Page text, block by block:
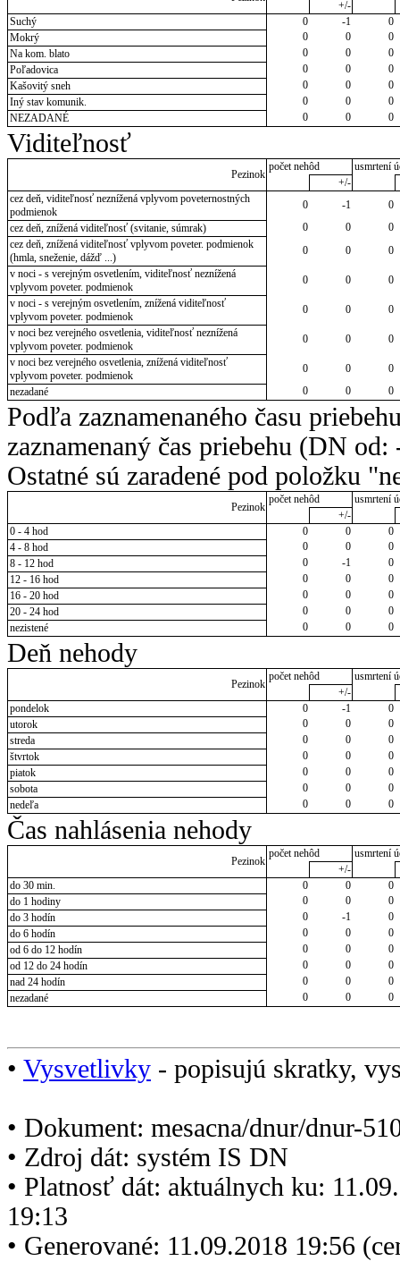
+/-
Suchý
0 -1
0
Mokrý
0 0
0
Na kom. blato
0 0
0
Poľadovica
0 0
0
Kašovitý sneh
0 0
0
Iný stav komunik.
0 0
0
NEZADANÉ
0 0 0
Viditeľnosť
Pezinok
počet nehôd
usmrtení
+/-
cez deň, viditeľnosť neznížená vplyvom poveternostných
podmienok
0 -1
0
cez deň, znížená viditeľnosť (svitanie, súmrak)
0 0
0
cez deň, znížená viditeľnosť vplyvom poveter. podmienok
(hmla, sneženie, dážď ...)
0 0
0
v noci - s verejným osvetlením, viditeľnosť neznížená
vplyvom poveter. podmienok
0 0
0
v noci - s verejným osvetlením, znížená viditeľnosť
vplyvom poveter. podmienok
0 0
0
v noci bez verejného osvetlenia, viditeľnosť neznížená
vplyvom poveter. podmienok
0 0
0
v noci bez verejného osvetlenia, znížená viditeľnosť
vplyvom poveter. podmienok
0 0
0
nezadané
0 0 0
Podľa zaznamenaného času
zaznamenaný čas priebehu (DN
Ostatné sú zaradené pod položku
Pezinok
počet nehôd
usmrtení
+/-
0 - 4 hod
0 0
0
4 - 8 hod
0 0
0
8 - 12 hod
0 -1
0
12 - 16 hod
0 0
0
16 - 20 hod
0 0
0
20 - 24 hod
0 0
0
nezistené
0 0 0
Deň nehody
Pezinok
počet nehôd
usmrtení
+/-
pondelok
0 -1
0
utorok
0 0
0
streda
0 0
0
štvrtok
0 0
0
piatok
0 0
0
sobota
0 0
0
nedeľa
0 0 0
Čas nahlásenia nehody
Pezinok
počet nehôd
usmrtení
+/-
do 30 min.
0 0
0
do 1 hodiny
0 0
0
do 3 hodín
0 -1
0
do 6 hodín
0 0
0
od 6 do 12 hodín
0 0
0
od 12 do 24 hodín
0 0
0
nad 24 hodín
0 0
0
nezadané
0 0 0
• Vysvetlivky - popisujú skratky,
• Dokument: mesacna/dnur/dnur-
• Zdroj dát: systém IS DN
• Platnosť dát: aktuálnych ku:
19:13
• Generované: 11.09.2018 19:56